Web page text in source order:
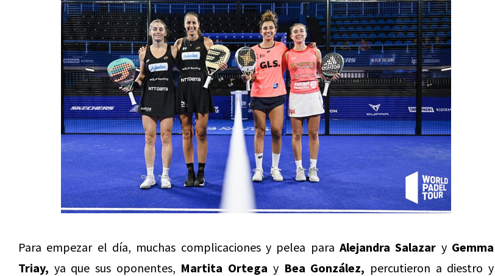
Para empezar el día, muchas complicaciones y pelea para Alejandra Salazar y Gemma
Triay, ya que sus oponentes, Martita Ortega y Bea González, percutieron a diestro y